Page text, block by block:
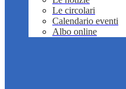
Le circolari
Calendario eventi
Albo online